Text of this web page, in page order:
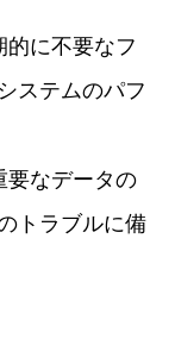
的に不要なフ
ステムのパフ
なデータの
トラブルに備